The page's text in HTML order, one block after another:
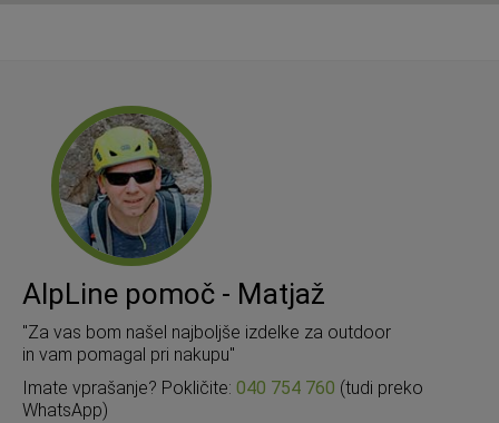
AlpLine pomoč - Matjaž
"Za vas bom našel najboljše izdelke za outdoor
in vam pomagal pri nakupu"
Imate vprašanje? Pokličite: 040 754 760 (tudi preko
WhatsApp)